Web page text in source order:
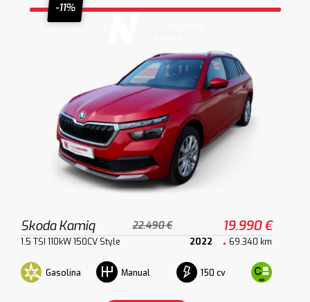
-11%
Skoda Kamiq 22.490 € 19.990 €
1.5 TSI 110kW 150CV Style 2022 69.340 km
Gasolina Manual 150 cv